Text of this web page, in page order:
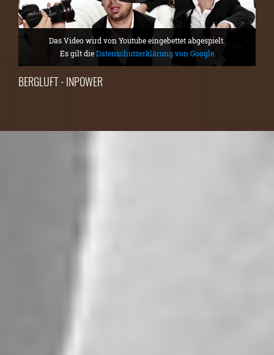
Das Video wird von Youtube eingebettet abgespielt.
Es gilt dieDatenschutzerklärung von Google
BERGLUFT - INPOWER